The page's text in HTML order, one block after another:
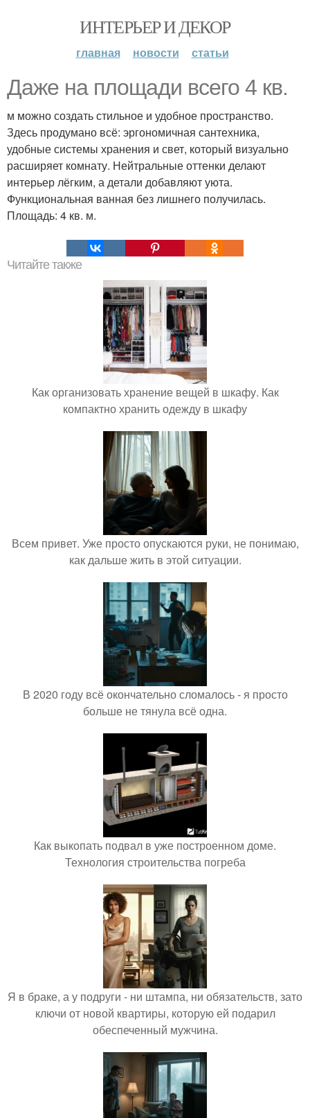
ИНТЕРЬЕР И ДЕКОР
главная новости статьи
Даже на площади всего 4 кв.
м можно создать стильное и удобное пространство.
Здесь продумано всё: эргономичная сантехника,
удобные системы хранения и свет, который визуально
расширяет комнату. Нейтральные оттенки делают
интерьер лёгким, а детали добавляют уюта.
Функциональная ванная без лишнего получилась.
Площадь: 4 кв. м.
Читайте также
Как организовать хранение вещей в шкафу. Как
компактно хранить одежду в шкафу
Всем привет. Уже просто опускаются руки, не понимаю,
как дальше жить в этой ситуации.
В 2020 году всё окончательно сломалось - я просто
больше не тянула всё одна.
Как выкопать подвал в уже построенном доме.
Технология строительства погреба
Я в браке, а у подруги - ни штампа, ни обязательств, зато
ключи от новой квартиры, которую ей подарил
обеспеченный мужчина.